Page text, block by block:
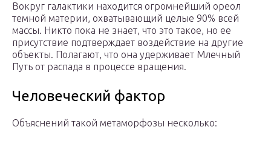
Вокруг галактики находится огромнейший ореол
темной материи, охватывающий целые 90% всей
массы. Никто пока не знает, что это такое, но ее
присутствие подтверждает воздействие на другие
объекты. Полагают, что она удерживает Млечный
Путь от распада в процессе вращения.
Человеческий фактор
Объяснений такой метаморфозы несколько: